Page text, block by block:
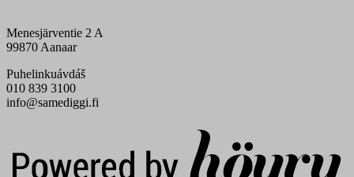
Menesjärventie 2 A
99870 Aanaar
Puhelinkuávdáš
010 839 3100
info@samediggi.fi